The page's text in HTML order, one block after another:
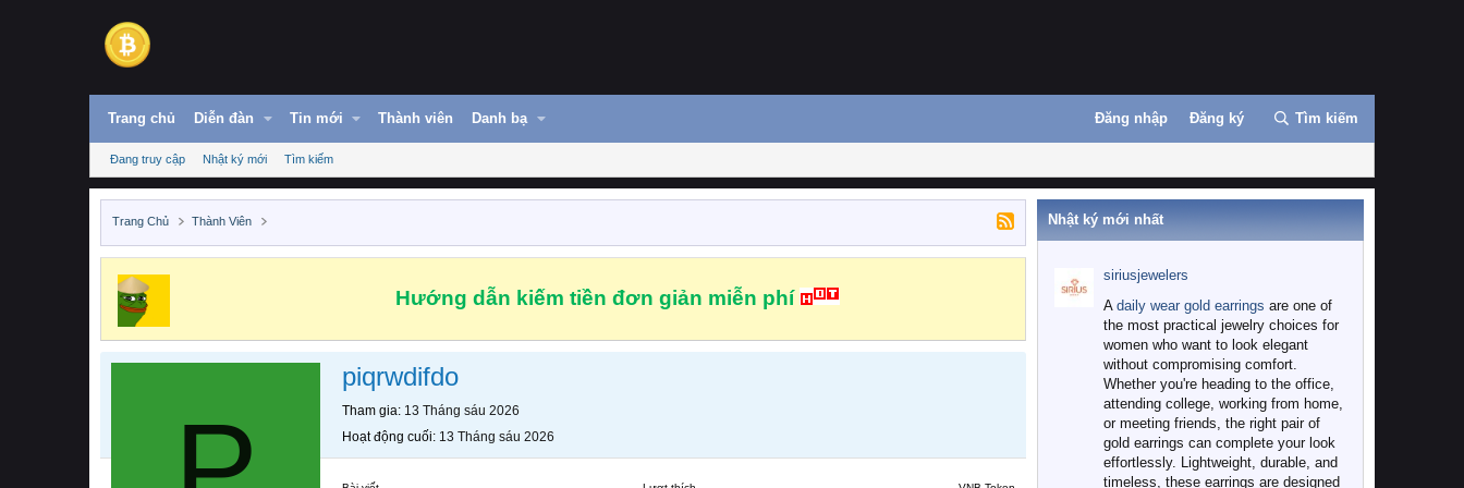
Trang chủ Diễn đàn Tin mới Thành viên Danh bạ Đăng nhập Đăng ký Tìm kiếm
Đang truy cập Nhật ký mới Tìm kiếm
Trang Chủ Thành Viên
Hướng dẫn kiếm tiền đơn giản miễn phí
piqrwdifdo
Tham gia 13 Tháng sáu 2026
Hoạt động cuối 13 Tháng sáu 2026
Nhật ký mới nhất
siriusjewelers
A daily wear gold earrings are one of
the most practical jewelry choices for
women who want to look elegant
without compromising comfort.
Whether you're heading to the office,
attending college, working from home,
or meeting friends, the right pair of
gold earrings can complete your look
effortlessly. Lightweight, durable, and
timeless, these earrings are designed